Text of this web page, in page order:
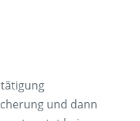
und dann